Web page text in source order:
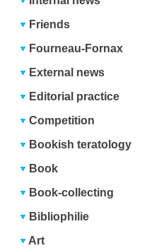
Friends
Fourneau-Fornax
External news
Editorial practice
Competition
Bookish teratology
Book
Book-collecting
Bibliophilie
Art